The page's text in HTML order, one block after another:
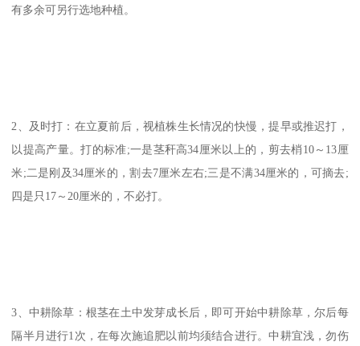
有多余可另行选地种植。
2、及时打：在立夏前后，视植株生长情况的快慢，提早或推迟打，
以提高产量。打的标准;一是茎秆高34厘米以上的，剪去梢10～13厘
米;二是刚及34厘米的，割去7厘米左右;三是不满34厘米的，可摘去;
四是只17～20厘米的，不必打。
3、中耕除草：根茎在土中发芽成长后，即可开始中耕除草，尔后每
隔半月进行1次，在每次施追肥以前均须结合进行。中耕宜浅，勿伤